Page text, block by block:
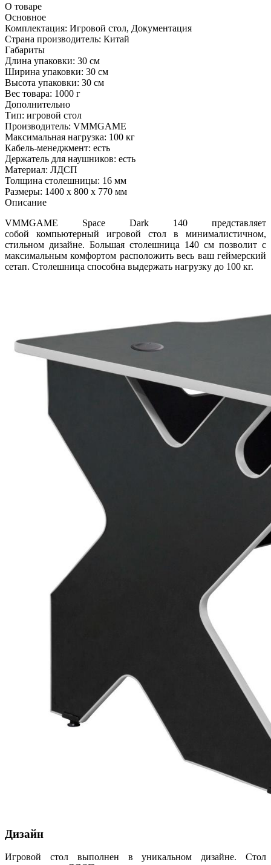
О товаре
Основное
Комплектация: Игровой стол, Документация
Страна производитель: Китай
Габариты
Длина упаковки: 30 см
Ширина упаковки: 30 см
Высота упаковки: 30 см
Вес товара: 1000 г
Дополнительно
Тип: игровой стол
Производитель: VMMGAME
Максимальная нагрузка: 100 кг
Кабель-менеджмент: есть
Держатель для наушников: есть
Материал: ЛДСП
Толщина столешницы: 16 мм
Размеры: 1400 х 800 х 770 мм
Описание
VMMGAME Space Dark 140 представляет
собой компьютерный игровой стол в минималистичном,
стильном дизайне. Большая столешница 140 см позволит с
максимальным комфортом расположить весь ваш геймерский
сетап. Столешница способна выдержать нагрузку до 100 кг.
Дизайн
Игровой стол выполнен в уникальном дизайне. Стол